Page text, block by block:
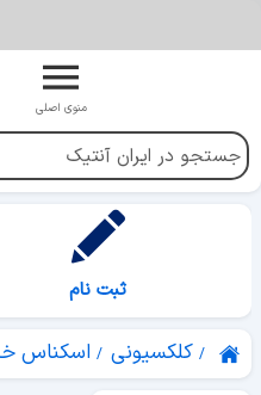
منوی اصلی
ثبت نام
کلکسیونی اسکناس